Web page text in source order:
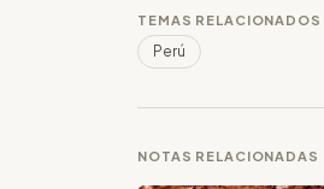
TEMAS RELACIONADOS
Perú
NOTAS RELACIONADAS